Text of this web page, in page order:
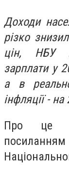
Доходи
різко
цін, НБУ
зарплати у
а в
інфляції - на
Про це